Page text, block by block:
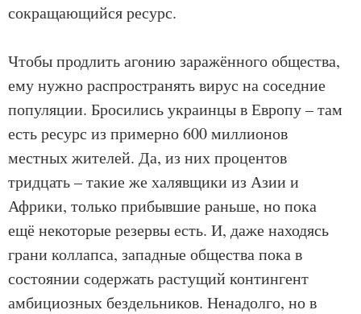
сокращающийся ресурс.
Чтобы продлить агонию заражённого общества,
ему нужно распространять вирус на соседние
популяции. Бросились украинцы в Европу – там
есть ресурс из примерно 600 миллионов
местных жителей. Да, из них процентов
тридцать – такие же халявщики из Азии и
Африки, только прибывшие раньше, но пока
ещё некоторые резервы есть. И, даже находясь
грани коллапса, западные общества пока в
состоянии содержать растущий контингент
амбициозных бездельников. Ненадолго, но в